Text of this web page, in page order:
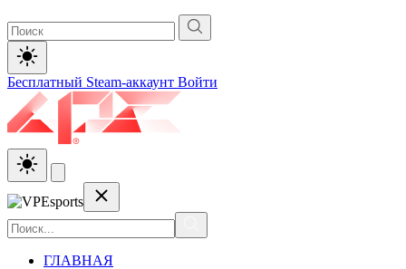
Бесплатный Steam-аккаунт Войти
ГЛАВНАЯ